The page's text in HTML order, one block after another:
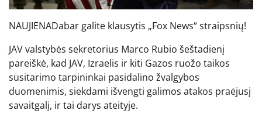
NAUJIENADabar galite klausytis „Fox News“ straipsnių!
JAV valstybės sekretorius Marco Rubio šeštadienį
pareiškė, kad JAV, Izraelis ir kiti Gazos ruožo taikos
susitarimo tarpininkai pasidalino žvalgybos
duomenimis, siekdami išvengti galimos atakos praėjusį
savaitgalį, ir tai darys ateityje.